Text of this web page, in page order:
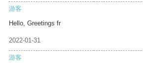
游客
Hello, Greetings fr
2022-01-31
游客